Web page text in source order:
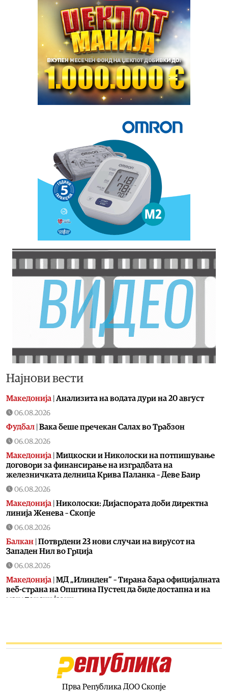
Најнови вести
Македонија Aнализита на водата дури на 20 август
06.08.2026
Фудбал Вака беше пречекан Салах во Трабзон
06.08.2026
Македонија Мицкоски и Николоски на потпишување
договори за финансирање на изградбата на
железничката делница Крива Паланка – Деве Баир
06.08.2026
Македонија Николоски: Дијаспората доби директна
линија Женева – Скопје
06.08.2026
Балкан Потврдени 23 нови случаи на вирусот на
Западен Нил во Грција
06.08.2026
Македонија МД „Илинден“ – Тирана бара официјалната
веб-страна на Општина Пустец да биде достапна и на
македонски јазик
06.08.2026
МВР со засилени сообраќајни контроли во
рамки на „Роудпол“: Фокус на брзината и безбедноста
на патиштата
Прва Република ДОО Скопје